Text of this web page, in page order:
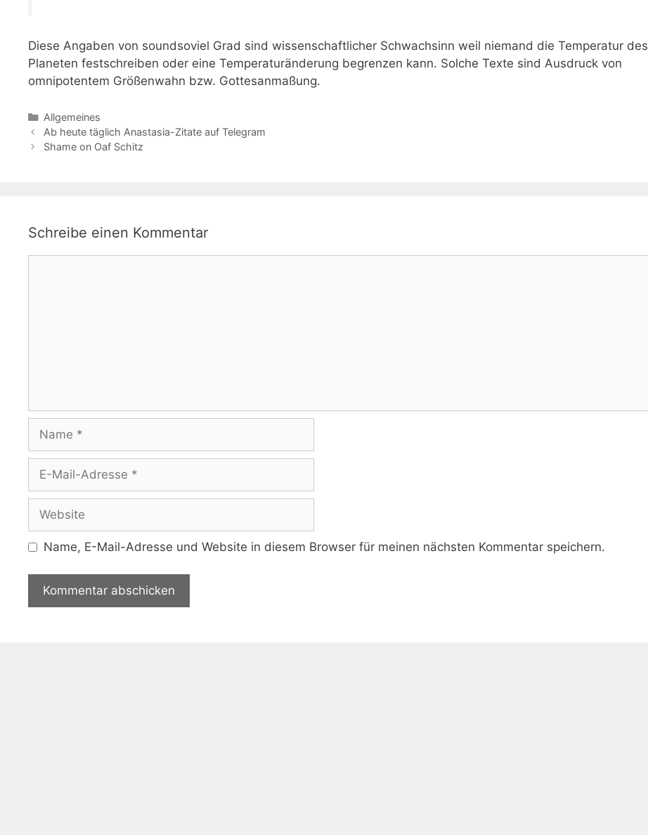
Diese Angaben von soundsoviel Grad sind wissenschaftlicher Schwachsinn weil niemand die Temperatur des
Planeten festschreiben oder eine Temperaturänderung begrenzen kann. Solche Texte sind Ausdruck von
omnipotentem Größenwahn bzw. Gottesanmaßung.
Kategorien
Allgemeines
Ab heute täglich Anastasia-Zitate auf Telegram
Shame on Oaf Schitz
Schreibe einen Kommentar
Name
Adresse
Website
Name, E-Mail-Adresse und Website in diesem Browser für meinen nächsten Kommentar speichern.